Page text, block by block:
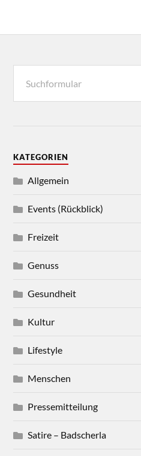
KATEGORIEN
Allgemein
Events (Rückblick)
Freizeit
Genuss
Gesundheit
Kultur
Lifestyle
Menschen
Pressemitteilung
Satire – Badscherla